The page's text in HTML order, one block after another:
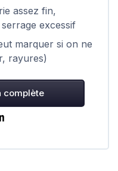
assez fin,
excessif
marquer si on ne
rayures)
complète